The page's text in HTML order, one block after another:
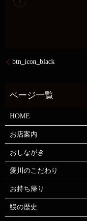
btn_icon_black
HOME
お店案内
おしながき
愛川のこだわり
お持ち帰り
鰻の歴史